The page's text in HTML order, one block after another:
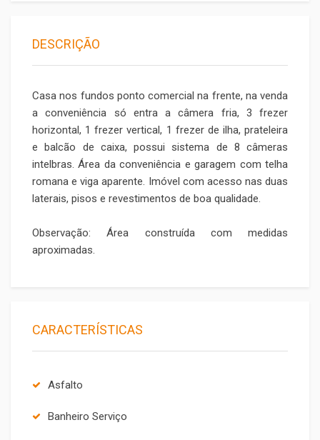
DESCRIÇÃO
Casa nos fundos ponto comercial na frente, na venda
a conveniência só entra a câmera fria, 3 frezer
horizontal, 1 frezer vertical, 1 frezer de ilha, prateleira
e balcão de caixa, possui sistema de 8 câmeras
intelbras. Área da conveniência e garagem com telha
romana e viga aparente. Imóvel com acesso nas duas
laterais, pisos e revestimentos de boa qualidade.
Observação: Área construída com medidas
aproximadas.
CARACTERÍSTICAS
Asfalto
Banheiro Serviço